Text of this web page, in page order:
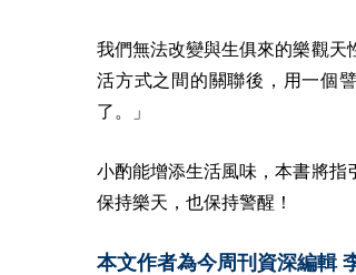
我們無法改變與生俱來的樂觀天
活方式之間的關聯後，用一個
了。」
小酌能增添生活風味，本書將指
保持樂天，也保持警醒！
本文作者為今周刊資深編輯